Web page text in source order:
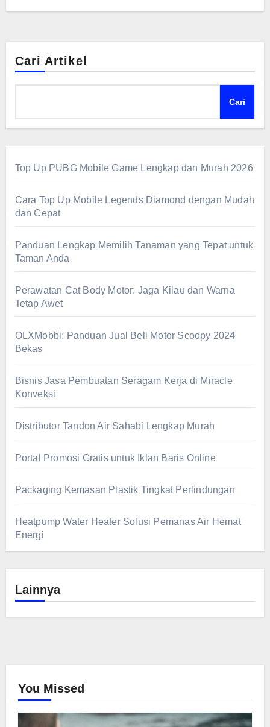
Cari Artikel
Cari
Top Up PUBG Mobile Game Lengkap dan Murah 2026
Cara Top Up Mobile Legends Diamond dengan Mudah
dan Cepat
Panduan Lengkap Memilih Tanaman yang Tepat untuk
Taman Anda
Perawatan Cat Body Motor: Jaga Kilau dan Warna
Tetap Awet
OLXMobbi: Panduan Jual Beli Motor Scoopy 2024
Bekas
Bisnis Jasa Pembuatan Seragam Kerja di Miracle
Konveksi
Distributor Tandon Air Sahabi Lengkap Murah
Portal Promosi Gratis untuk Iklan Baris Online
Packaging Kemasan Plastik Tingkat Perlindungan
Heatpump Water Heater Solusi Pemanas Air Hemat
Energi
Lainnya
You Missed